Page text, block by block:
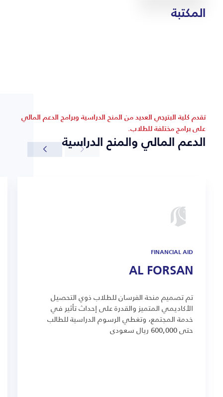
المكتبة
تقدم كلية البترجي العديد من المنح الدراسية وبرامج الدعم المالي
على برامج مختلفة للطلاب.
الدعم المالي والمنح الدراسية
FINANCIAL AID
AL FORSAN
تم تصميم منحة الفرسان للطلاب ذوي التحصيل
الأكاديمي المتميز والقدرة على إحداث تأثير في
خدمة المجتمع، وتغطي الرسوم الدراسية للطالب
حتى 600,000 ريال سعودي